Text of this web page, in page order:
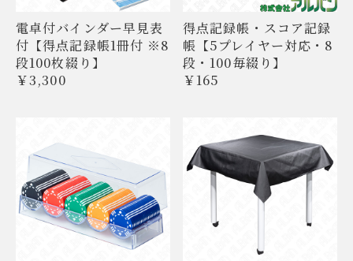
電卓付バインダー早見表
付【得点記録帳1冊付 ※8
段100枚綴り】
￥3,300
得点記録帳・スコア記録
帳【5プレイヤー対応・8
段・100毎綴り】
￥165